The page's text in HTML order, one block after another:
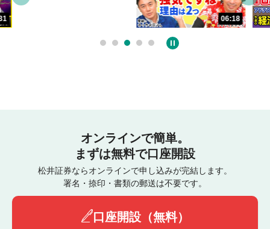
06:18
オンラインで簡単。
まずは無料で口座開設
松井証券ならオンラインで申し込みが完結します。
署名・捺印・書類の郵送は不要です。
口座開設（無料）